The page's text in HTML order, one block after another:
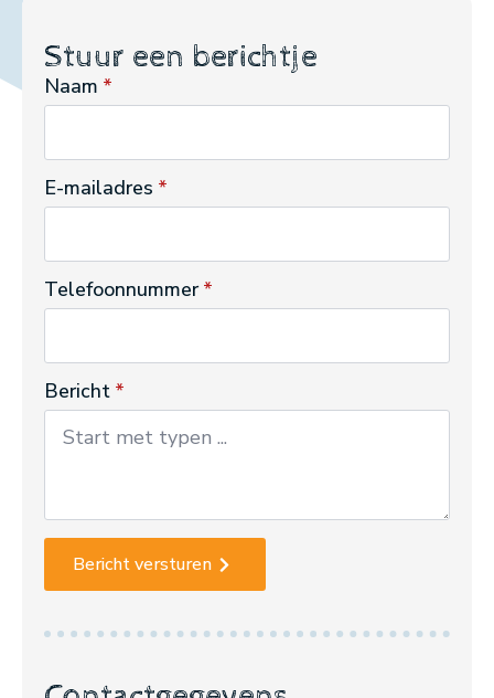
Stuur een berichtje
Naam *
E-mailadres *
Telefoonnummer *
Bericht *
Bericht versturen